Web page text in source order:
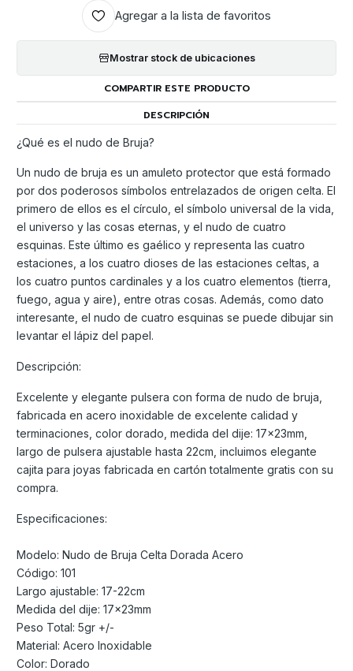
Agregar a la lista de favoritos
Mostrar stock de ubicaciones
COMPARTIR ESTE PRODUCTO
DESCRIPCIÓN
¿Qué es el nudo de Bruja?
Un nudo de bruja es un amuleto protector que está formado
por dos poderosos símbolos entrelazados de origen celta. El
primero de ellos es el círculo, el símbolo universal de la vida,
el universo y las cosas eternas, y el nudo de cuatro
esquinas. Este último es gaélico y representa las cuatro
estaciones, a los cuatro dioses de las estaciones celtas, a
los cuatro puntos cardinales y a los cuatro elementos (tierra,
fuego, agua y aire), entre otras cosas. Además, como dato
interesante, el nudo de cuatro esquinas se puede dibujar sin
levantar el lápiz del papel.
Descripción:
Excelente y elegante pulsera con forma de nudo de bruja,
fabricada en acero inoxidable de excelente calidad y
terminaciones, color dorado, medida del dije: 17x23mm,
largo de pulsera ajustable hasta 22cm, incluimos elegante
cajita para joyas fabricada en cartón totalmente gratis con su
compra.
Especificaciones:
Modelo: Nudo de Bruja Celta Dorada Acero
Código: 101
Largo ajustable: 17-22cm
Medida del dije: 17x23mm
Peso Total: 5gr +/-
Material: Acero Inoxidable
Color: Dorado